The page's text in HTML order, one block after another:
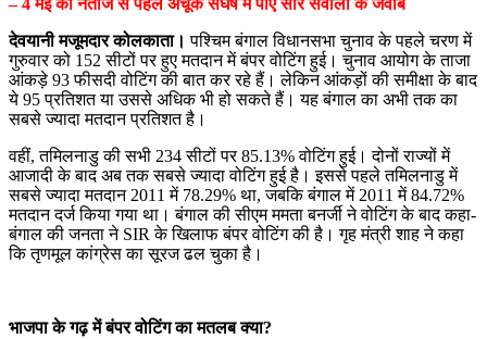
देवयानी मजूमदार कोलकाता। पश्चिम बंगाल विधानसभा चुनाव के पहले चरण में
गुरुवार को 152 सीटों पर हुए मतदान में बंपर वोटिंग हुई। चुनाव आयोग के ताजा
आंकड़े 93 फीसदी वोटिंग की बात कर रहे हैं। लेकिन आंकड़ों की समीक्षा के बाद
ये 95 प्रतिशत या उससे अधिक भी हो सकते हैं। यह बंगाल का अभी तक का
सबसे ज्यादा मतदान प्रतिशत है।
वहीं, तमिलनाडु की सभी 234 सीटों पर 85.13% वोटिंग हुई। दोनों राज्यों में
आजादी के बाद अब तक सबसे ज्यादा वोटिंग हुई है। इससे पहले तमिलनाडु में
सबसे ज्यादा मतदान 2011 में 78.29% था, जबकि बंगाल में 2011 में 84.72%
मतदान दर्ज किया गया था। बंगाल की सीएम ममता बनर्जी ने वोटिंग के बाद कहा-
बंगाल की जनता ने SIR के खिलाफ बंपर वोटिंग की है। गृह मंत्री शाह ने कहा
कि तृणमूल कांग्रेस का सूरज ढल चुका है।
भाजपा के गढ़ में बंपर वोटिंग का मतलब क्या?